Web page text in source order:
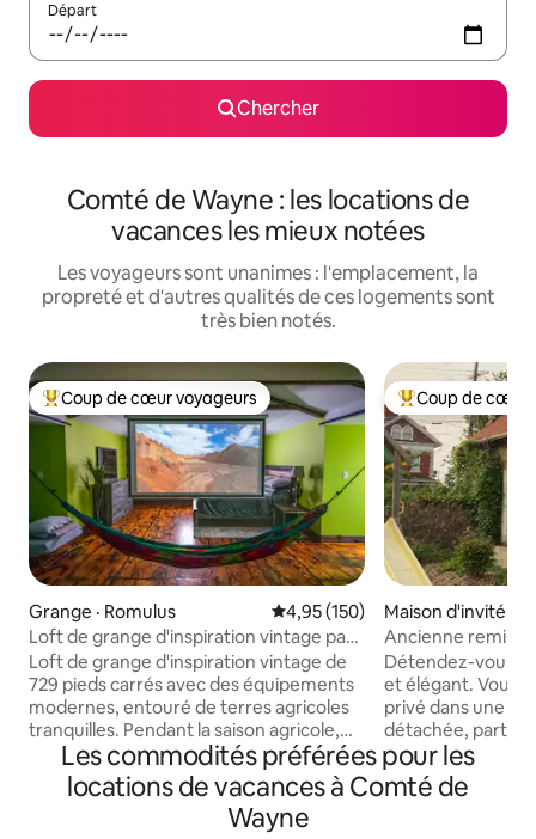
Départ
Chercher
Comté de Wayne : les locations de
vacances les mieux notées
Les voyageurs sont unanimes : l'emplacement, la
propreté et d'autres qualités de ces logements sont
très bien notés.
Coup de cœur voyageurs parmi les plus aimés
Coup de cœur voyageurs
Grange · Romulus Note moyenne de 4,95 sur 5,
4,95 (150)
Loft de grange d'inspiration vintage par
Maison De LeMade
Loft de grange d'inspiration vintage de
729 pieds carrés avec des équipements
modernes, entouré de terres agricoles
tranquilles. Pendant la saison agricole,
vous pouvez vous promener dans les
champs et cueillir des tomates, des
haricots, du maïs, des poivrons, des
tomates, etc. ou à un demi-mille se
Coup de cœur
Coup de cœur
Maison d'invité ·
Ancienne remise
patio
Détendez-vous
et élégant. Vous
privé dans une
détachée,
l'hôte. Nous
cour avec un
porche couvert,
Les commodités préférées pour les
locations de vacances à Comté de
Wayne